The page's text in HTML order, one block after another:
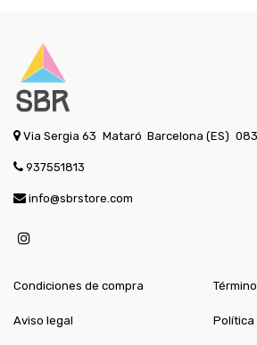
Via Sergia 63 Mataró Barcelona (ES)
937551813
info@sbrstore.com
Condiciones de compra
Aviso legal Política